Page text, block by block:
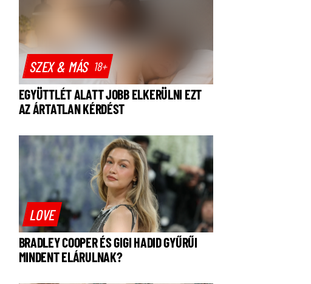
SZEX & MÁS 18+
EGYÜTTLÉT ALATT JOBB ELKERÜLNI EZT
AZ ÁRTATLAN KÉRDÉST
LOVE
BRADLEY COOPER ÉS GIGI HADID GYŰRŰI
MINDENT ELÁRULNAK?